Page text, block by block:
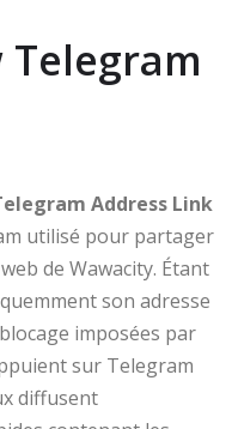
Address Link
utilisé pour partager
de Wawacity. Étant
son adresse
imposées par
sur Telegram
diffusent